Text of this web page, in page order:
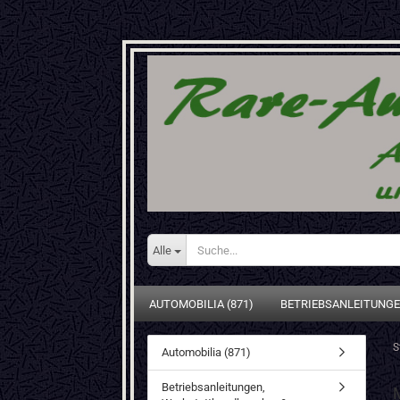
Alle
AUTOMOBILIA (871)
Automobilia (871)
Betriebsanleitungen,